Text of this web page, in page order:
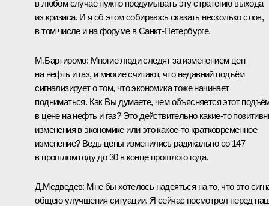
в любом случае нужно продумывать эту стратегию выхода
из кризиса. И я об этом собираюсь сказать несколько слов,
в том числе и на форуме в Санкт-Петербурге.
М.Бартиромо: Многие люди следят за изменением цен
на нефть и газ, и многие считают, что недавний подъём
сигнализирует о том, что экономика тоже начинает
подниматься. Как Вы думаете, чем объясняется этот
в цене на нефть и газ? Это действительно какие‑то
изменения в экономике или это какое‑то кратковременное
изменение? Ведь цены изменились радикально со 147
в прошлом году до 30 в конце прошлого года.
Д.Медведев: Мне бы хотелось надеяться на то, что это
общего улучшения ситуации. Я сейчас посмотрел перед